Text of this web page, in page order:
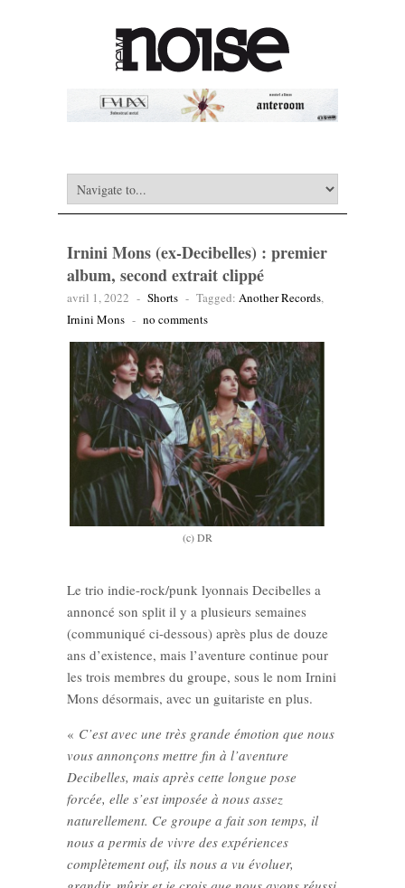
Irnini Mons (ex-Decibelles) : premier
album, second extrait clippé
avril 1, 2022 - Shorts - Tagged: Another Records,
Irnini Mons - no comments
(c) DR
Le trio indie-rock/punk lyonnais Decibelles a
annoncé son split il y a plusieurs semaines
(communiqué ci-dessous) après plus de douze
ans d’existence, mais l’aventure continue pour
les trois membres du groupe, sous le nom Irnini
Mons désormais, avec un guitariste en plus.
« C’est avec une très grande émotion que nous
vous annonçons mettre fin à l’aventure
Decibelles, mais après cette longue pose
forcée, elle s’est imposée à nous assez
naturellement. Ce groupe a fait son temps, il
nous a permis de vivre des expériences
complètement ouf, ils nous a vu évoluer,